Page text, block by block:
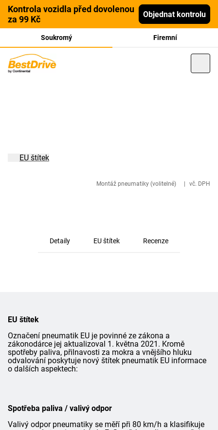
Kontrola vozidla před dovolenou
za 99 Kč
Objednat kontrolu
Soukromý Firemní
Montáž pneumatiky (volitelné) vč. DPH
EU štítek
Detaily EU štítek Recenze
EU štítek
Označení pneumatik EU je povinné ze zákona a
zákonodárce jej aktualizoval 1. května 2021. Kromě
spotřeby paliva, přilnavosti za mokra a vnějšího hluku
odvalování poskytuje nový štítek pneumatik EU informace
o dalších aspektech:
Spotřeba paliva / valivý odpor
Valivý odpor pneumatiky se měří při 80 km/h a klasifikuje